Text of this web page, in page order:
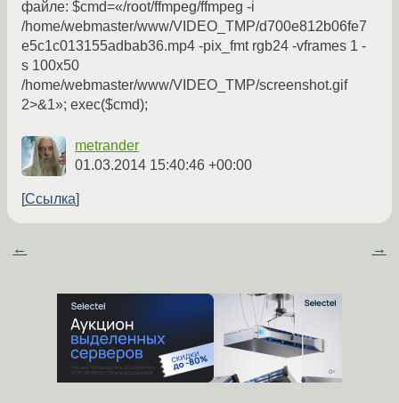
файле: $cmd=«/root/ffmpeg/ffmpeg -i
/home/webmaster/www/VIDEO_TMP/d700e812b06fe7
e5c1c013155adbab36.mp4 -pix_fmt rgb24 -vframes 1 -
s 100x50
/home/webmaster/www/VIDEO_TMP/screenshot.gif
2>&1»; exec($cmd);
metrander
01.03.2014 15:40:46 +00:00
Ссылка
← →